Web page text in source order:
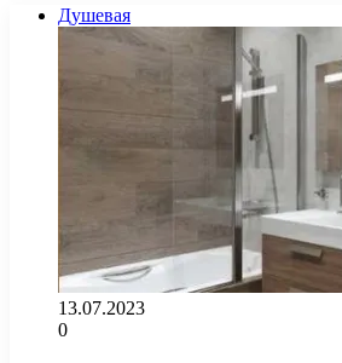
Душевая
13.07.2023
0